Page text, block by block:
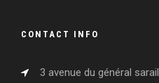
CONTACT INFO
3 avenue du général sarail